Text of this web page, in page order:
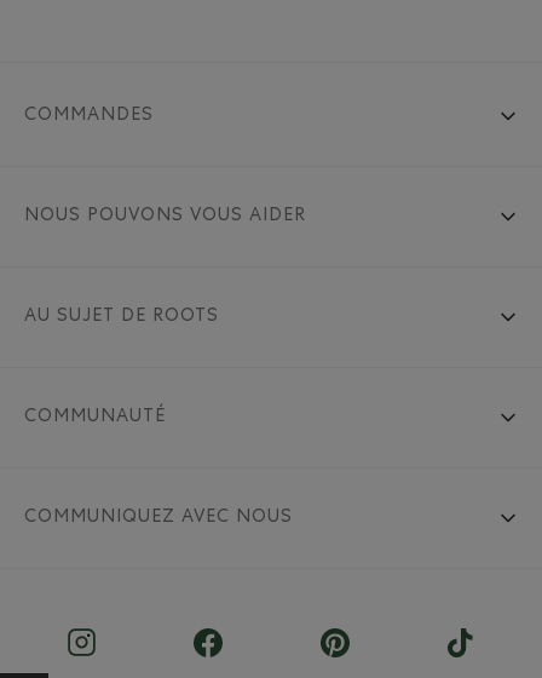
COMMANDES
NOUS POUVONS VOUS AIDER
AU SUJET DE ROOTS
COMMUNAUTÉ
COMMUNIQUEZ AVEC NOUS